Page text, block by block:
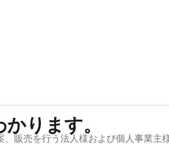
ります。
販売を行う法人様および個人事業主